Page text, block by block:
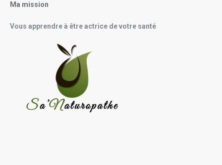
Ma mission
Vous apprendre à être actrice de votre santé